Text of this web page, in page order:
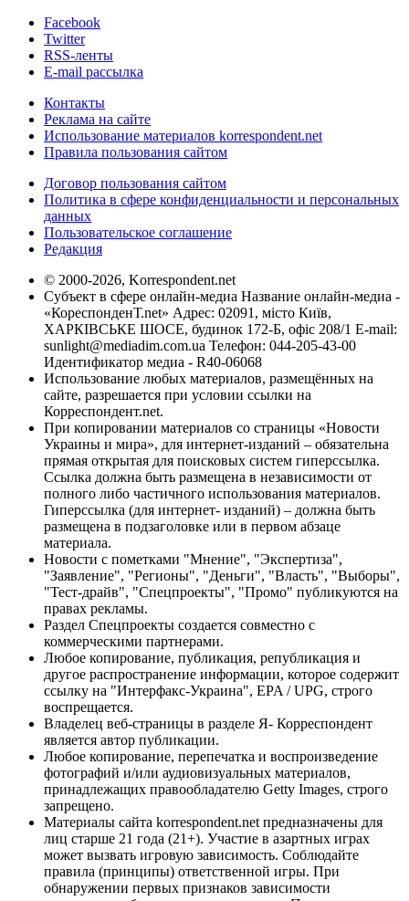
Facebook
Twitter
RSS-ленты
E-mail рассылка
Контакты
Реклама на сайте
Использование материалов korrespondent.net
Правила пользования сайтом
Договор пользования сайтом
Политика в сфере конфиденциальности и персональных
данных
Пользовательское соглашение
Редакция
© 2000-2026, Korrespondent.net
Субъект в сфере онлайн-медиа Название онлайн-медиа -
«КореспонденТ.net» Адрес: 02091, місто Київ,
ХАРКІВСЬКЕ ШОСЕ, будинок 172-Б, офіс 208/1 E-mail:
sunlight@mediadim.com.ua Телефон: 044-205-43-00
Идентификатор медиа - R40-06068
Использование любых материалов, размещённых на
сайте, разрешается при условии ссылки на
Корреспондент.net.
При копировании материалов со страницы «Новости
Украины и мира», для интернет-изданий – обязательна
прямая открытая для поисковых систем гиперссылка.
Ссылка должна быть размещена в независимости от
полного либо частичного использования материалов.
Гиперссылка (для интернет- изданий) – должна быть
размещена в подзаголовке или в первом абзаце
материала.
Новости с пометками "Мнение", "Экспертиза",
"Заявление", "Регионы", "Деньги", "Власть", "Выборы",
"Тест-драйв", "Спецпроекты", "Промо" публикуются на
правах рекламы.
Раздел Спецпроекты создается совместно с
коммерческими партнерами.
Любое копирование, публикация, републикация и
другое распространение информации, которое содержит
ссылку на "Интерфакс-Украина", EPA / UPG, строго
воспрещается.
Владелец веб-страницы в разделе Я- Корреспондент
является автор публикации.
Любое копирование, перепечатка и воспроизведение
фотографий и/или аудиовизуальных материалов,
принадлежащих правообладателю Getty Images, строго
запрещено.
Материалы сайта korrespondent.net предназначены для
лиц старше 21 года (21+). Участие в азартных играх
может вызвать игровую зависимость. Соблюдайте
правила (принципы) ответственной игры. При
обнаружении первых признаков зависимости